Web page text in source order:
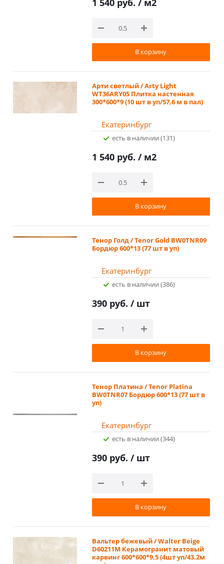
В корзину
Арти светлый / Arty Light
WT36ARY05 Плитка настенная
300*600*9 (10 шт в уп/57,6 м в пал)
Екатеринбург
Есть в наличии (131)
1 540 руб. / м2
В корзину
Тенор Голд / Tenor Gold BW0TNR09
Бордюр 600*13 (77 шт в уп)
Екатеринбург
Есть в наличии (386)
390 руб. / шт
В корзину
Тенор Платина / Tenor Platina
BW0TNR07 Бордюр 600*13 (77 шт в
уп)
Екатеринбург
Есть в наличии (344)
390 руб. / шт
В корзину
Вальтер бежевый / Walter Beige
D60211M Керамогранит матовый
карвинг 600*600*9,5 (4шт уп/43.2м